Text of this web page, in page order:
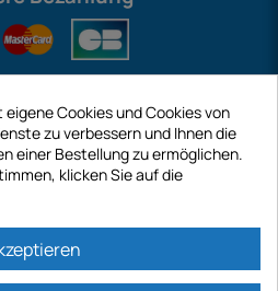
Cookies und Cookies von
zu verbessern und Ihnen die
einer Bestellung zu ermöglichen.
klicken Sie auf die